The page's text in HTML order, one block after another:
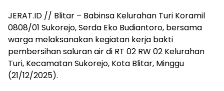
JERAT.ID // Blitar – Babinsa Kelurahan Turi Koramil
0808/01 Sukorejo, Serda Eko Budiantoro, bersama
warga melaksanakan kegiatan kerja bakti
pembersihan saluran air di RT 02 RW 02 Kelurahan
Turi, Kecamatan Sukorejo, Kota Blitar, Minggu
(21/12/2025).